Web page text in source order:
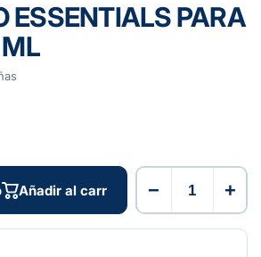
ESSENTIALS PARA
Añadir al carrito − +